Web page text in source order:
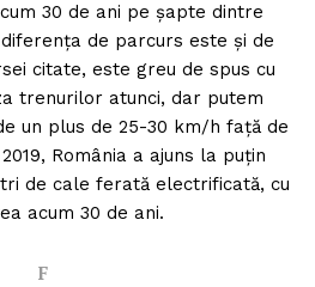
30 de ani pe şapte dintre
de parcurs este şi de
citate, este greu de spus cu
trenurilor atunci, dar putem
un plus de 25-30 km/h faţă de
România a ajuns la puţin
de cale ferată electrificată, cu
acum 30 de ani.
F